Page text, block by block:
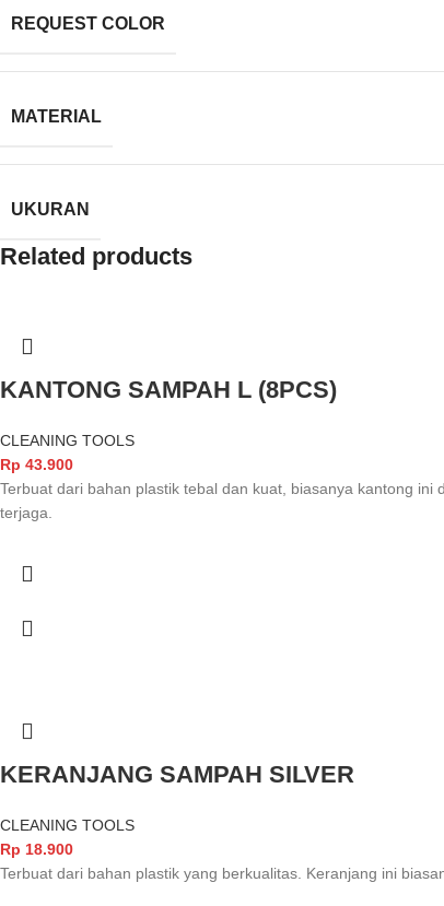
REQUEST COLOR
MATERIAL
UKURAN
Related products
KANTONG SAMPAH L (8PCS)
CLEANING TOOLS
Rp 43.900
Terbuat dari bahan plastik tebal dan kuat, biasanya kantong
terjaga.
KERANJANG SAMPAH SILVER
CLEANING TOOLS
Rp 18.900
Terbuat dari bahan plastik yang berkualitas. Keranjang ini